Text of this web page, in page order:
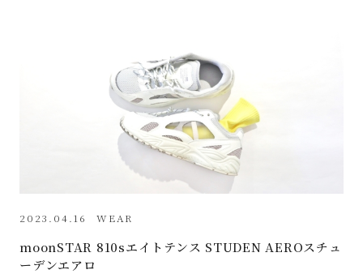
2023.04.16 WEAR
moonSTAR 810sエイトテンス STUDEN AEROスチュ
ーデンエアロ